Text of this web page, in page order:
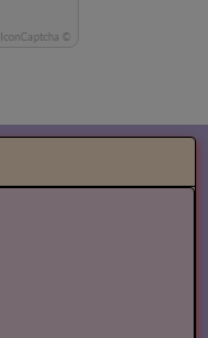
IconCaptcha ©